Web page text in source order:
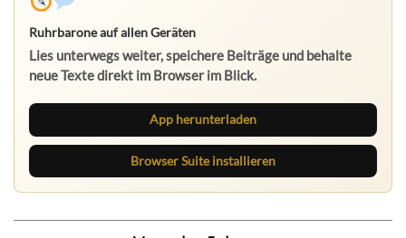
Ruhrbarone auf allen Geräten
Lies unterwegs weiter, speichere Beiträge und behalte
neue Texte direkt im Browser im Blick.
App herunterladen
Browser Suite installieren